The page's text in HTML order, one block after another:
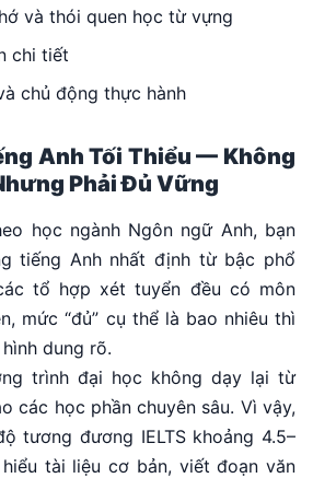
và thói quen học từ vựng
chi tiết
chủ động thực hành
Anh Tối Thiểu — Không
Phải Đủ Vững
học ngành Ngôn ngữ Anh, bạn
tiếng Anh nhất định từ bậc phổ
tổ hợp xét tuyển đều có môn
mức “đủ” cụ thể là bao nhiêu thì
dung rõ.
trình đại học không dạy lại từ
các học phần chuyên sâu. Vì vậy,
tương đương IELTS khoảng 4.5–
tài liệu cơ bản, viết đoạn văn